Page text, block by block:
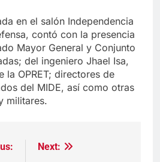
en el salón Independencia
contó con la presencia
Mayor General y Conjunto
del ingeniero Jhael Isa,
la OPRET; directores de
del MIDE, así como otras
militares.
Next: